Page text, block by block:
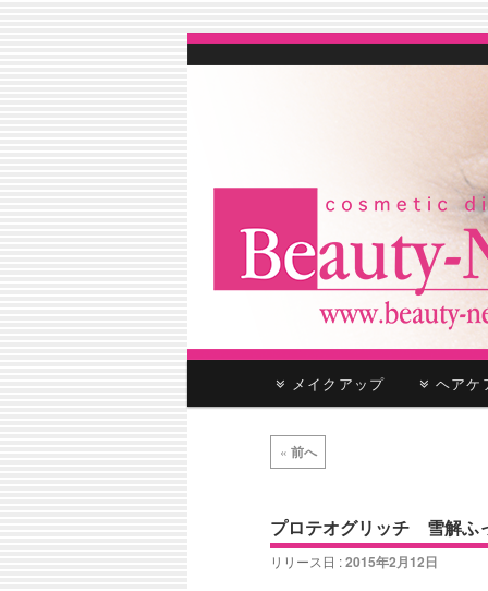
cosmetic distributor
メ
イ
コ
サ
ブ
ン
メイクアップ ヘア
投
稿
ビ
ゲ
« 前へ
プロテオグリッチ 雪解ふ
リリース日 :2015年2月12日